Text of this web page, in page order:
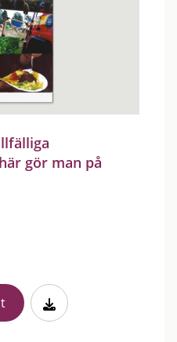
gör man på